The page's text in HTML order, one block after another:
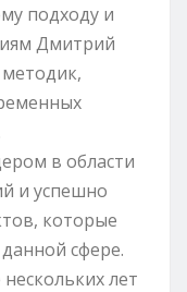
подходу и
Дмитрий
в области
и успешно
которые
сфере.
лет